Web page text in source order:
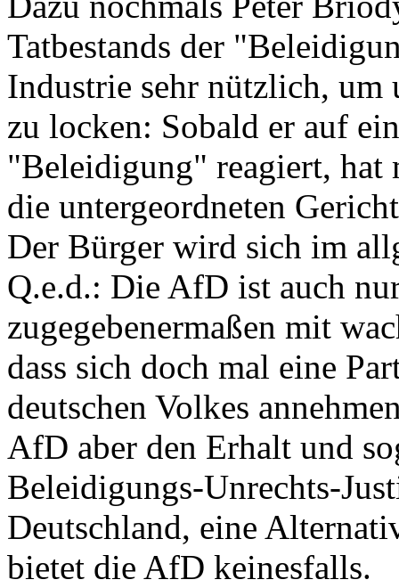
Tatbestands der
Industrie sehr nützlich, um
zu locken: Sobald er auf
"Beleidigung" reagiert, hat
die untergeordneten
Der Bürger wird sich im
Q.e.d.: Die AfD ist auch
zugegebenermaßen mit
dass sich doch mal eine
deutschen Volkes
AfD aber den Erhalt und
Beleidigungs-Unrechts-
Deutschland, eine
bietet die AfD keinesfalls.